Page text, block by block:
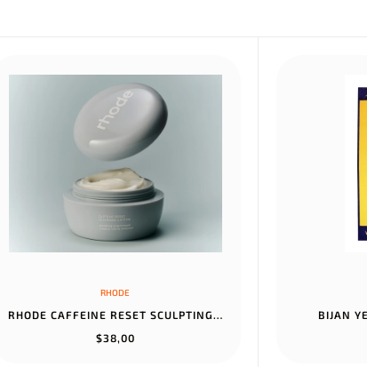
RHODE
RHODE CAFFEINE RESET SCULPTING CREAM MASK
$38,00
BIJAN